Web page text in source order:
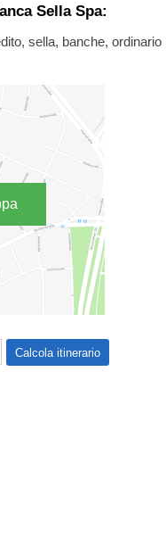
Sella Spa:
sella, banche, ordinario